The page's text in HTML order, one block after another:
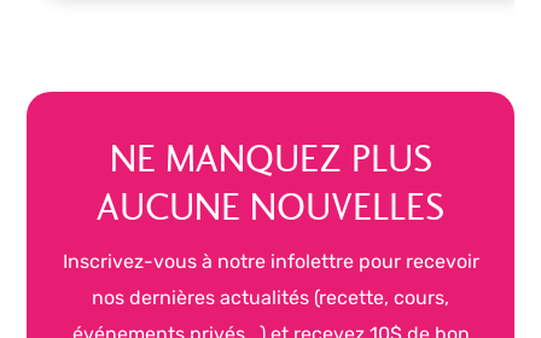
NE MANQUEZ PLUS
AUCUNE NOUVELLES
Inscrivez-vous à notre infolettre pour recevoir
nos dernières actualités (recette, cours,